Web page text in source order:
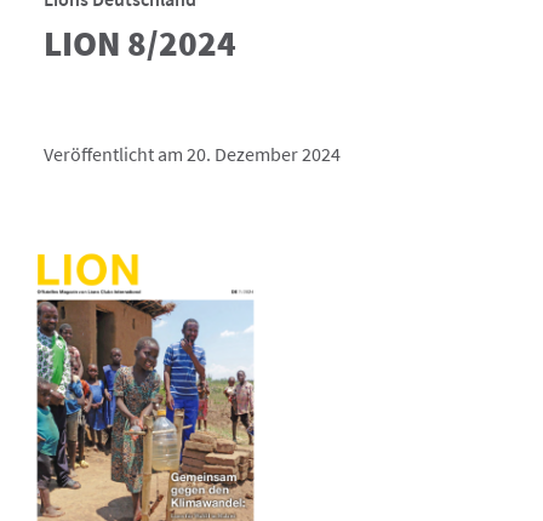
LION 8/2024
Veröffentlicht am 20. Dezember 2024